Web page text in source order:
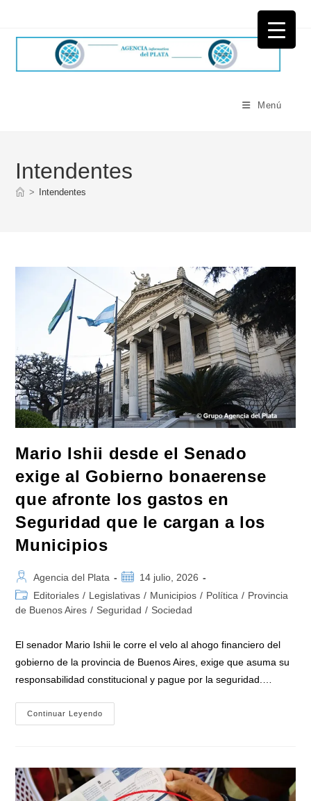
Menú
Intendentes
> Intendentes
Mario Ishii desde el Senado
exige al Gobierno bonaerense
que afronte los gastos en
Seguridad que le cargan a los
Municipios
Autor
de
la
Agencia del Plata
Publicación
de
la
14 julio, 2026
Categoría
de
Editoriales / Legislativas / Municipios / Política / Provincia
de Buenos Aires / Seguridad / Sociedad
El senador Mario Ishii le corre el velo al ahogo financiero del
gobierno de la provincia de Buenos Aires, exige que asuma su
responsabilidad constitucional y pague por la seguridad.…
Continuar Leyendo
Ishii
Al
Gobierno
Bonaerense